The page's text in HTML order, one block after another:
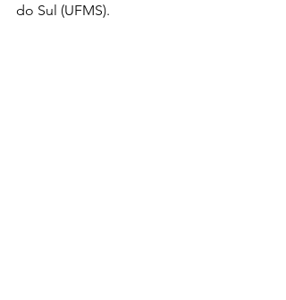
do Sul (UFMS).